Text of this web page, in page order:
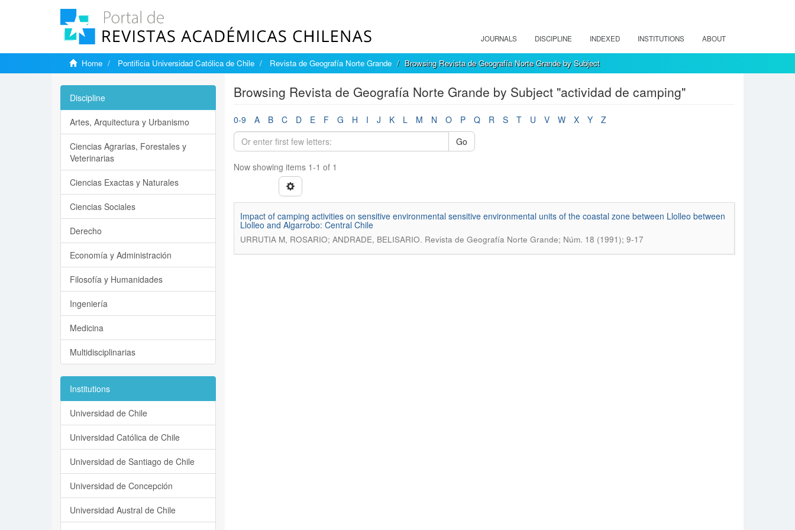
JOURNALS DISCIPLINE INDEXED INSTITUTIONS ABOUT
Home Pontificia Universidad Católica de Chile Revista de Geografía Norte Grande Browsing Revista de Geografía Norte Grande by Subject
Browsing Revista de Geografía Norte Grande by Subject "actividad de camping"
0-9 A B C D E F G H I J K L M N O P Q R S T U V W X Y
Z
Go
Now showing items 1-1 of 1
Impact of camping activities on sensitive environmental sensitive environmental units of the coastal zone between Llolleo between
Llolleo and Algarrobo: Central Chile
URRUTIA M, ROSARIO; ANDRADE, BELISARIO. Revista de Geografía Norte Grande; Núm. 18 (1991); 9-17
Discipline
Artes, Arquitectura y Urbanismo
Ciencias Agrarias, Forestales y
Veterinarias
Ciencias Exactas y Naturales
Ciencias Sociales
Derecho
Economía y Administración
Filosofía y Humanidades
Ingeniería
Medicina
Multidisciplinarias
Institutions
Universidad de Chile
Universidad Católica de Chile
Universidad de Santiago de Chile
Universidad de Concepción
Universidad Austral de Chile